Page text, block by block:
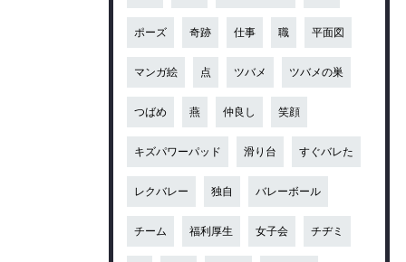
ポーズ 奇跡 仕事 職 平面図
マンガ絵 点 ツバメ ツバメの巣
つばめ 燕 仲良し 笑顔
キズパワーパッド 滑り台 すぐバレた
レクバレー 独自 バレーボール
チーム 福利厚生 女子会 チヂミ